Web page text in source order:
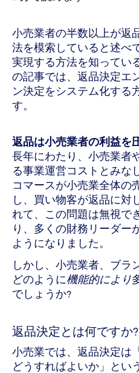
小売業者の半数以上が返
法を模索していると述べ
実現する方法を知ってい
の記事では、返品決定エ
ン決定をシステム化する
す。
返品は小売業者の利益を
長年にわたり、小売業者
る事業運営コストとみな
コマースが小売業全体の
し、買い物客が返品に対
れて、この問題は無視で
り、多くの財務リーダー
ようになりました。
しかし、小売業者、ブラ
どのように機能的により
でしょうか?
返品決定とは何ですか?
小売業では、返品決定は
どうすればよいか」とい